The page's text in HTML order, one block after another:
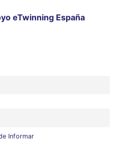
eTwinning España
Informar